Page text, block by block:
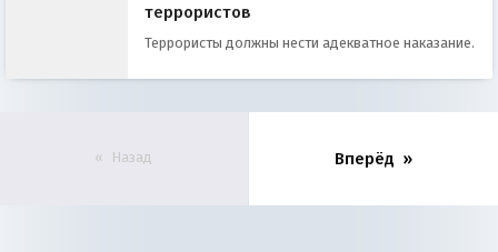
террористов
Террористы должны нести адекватное наказание.
Назад Вперёд